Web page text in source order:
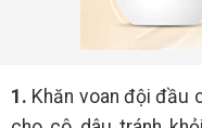
1. Khăn voan đội đầu